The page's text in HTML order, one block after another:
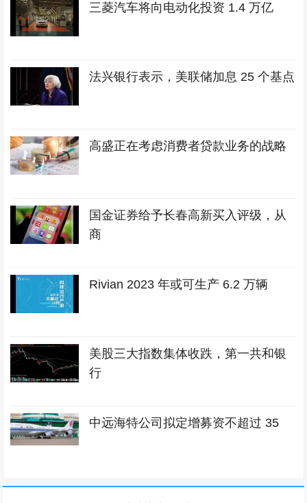
三菱汽车将向电动化投资 1.4 万亿
法兴银行表示，美联储加息 25 个基点
高盛正在考虑消费者贷款业务的战略
国金证券给予长春高新买入评级，从
商
Rivian 2023 年或可生产 6.2 万辆
美股三大指数集体收跌，第一共和银
行
中远海特公司拟定增募资不超过 35